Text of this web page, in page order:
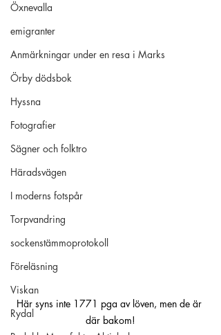
Öxnevalla
emigranter
Anmärkningar under en resa i Marks
Örby dödsbok
Hyssna
Fotografier
Sägner och folktro
Häradsvägen
I moderns fotspår
Torpvandring
sockenstämmoprotokoll
Föreläsning
Viskan
Rydal
Här syns inte 1771 pga av löven, men de är
där bakom!